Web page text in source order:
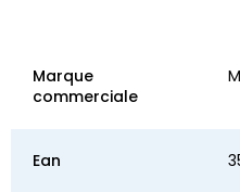
Marque
commerciale
Ean